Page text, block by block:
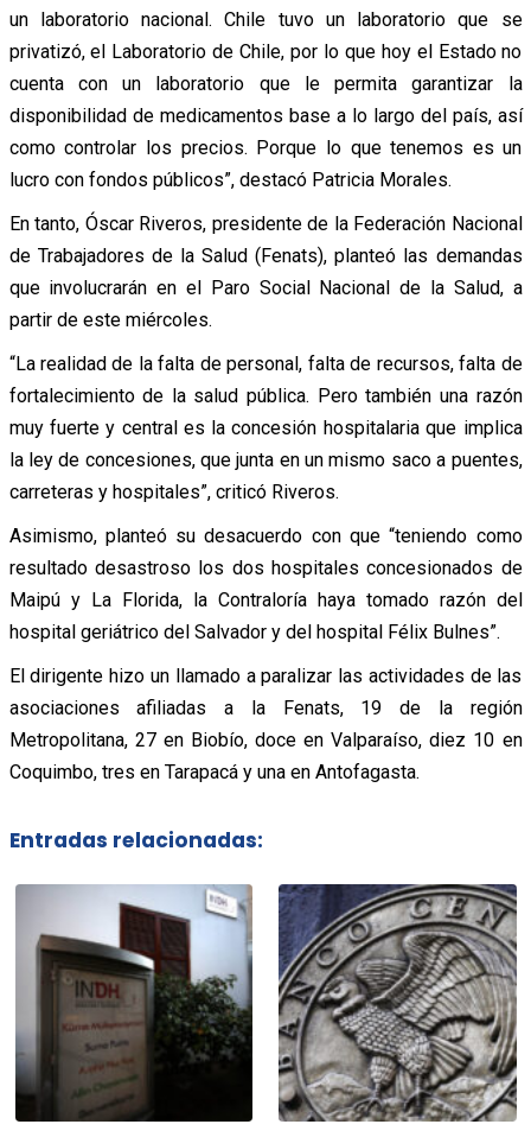
un laboratorio nacional. Chile tuvo un laboratorio que se
privatizó, el Laboratorio de Chile, por lo que hoy el Estado no
cuenta con un laboratorio que le permita garantizar la
disponibilidad de medicamentos base a lo largo del país, así
como controlar los precios. Porque lo que tenemos es un
lucro con fondos públicos”, destacó Patricia Morales.
En tanto, Óscar Riveros, presidente de la Federación Nacional
de Trabajadores de la Salud (Fenats), planteó las demandas
que involucrarán en el Paro Social Nacional de la Salud, a
partir de este miércoles.
“La realidad de la falta de personal, falta de recursos, falta de
fortalecimiento de la salud pública. Pero también una razón
muy fuerte y central es la concesión hospitalaria que implica
la ley de concesiones, que junta en un mismo saco a puentes,
carreteras y hospitales”, criticó Riveros.
Asimismo, planteó su desacuerdo con que “teniendo como
resultado desastroso los dos hospitales concesionados de
Maipú y La Florida, la Contraloría haya tomado razón del
hospital geriátrico del Salvador y del hospital Félix Bulnes”.
El dirigente hizo un llamado a paralizar las actividades de las
asociaciones afiliadas a la Fenats, 19 de la región
Metropolitana, 27 en Biobío, doce en Valparaíso, diez 10 en
Coquimbo, tres en Tarapacá y una en Antofagasta.
Entradas relacionadas: